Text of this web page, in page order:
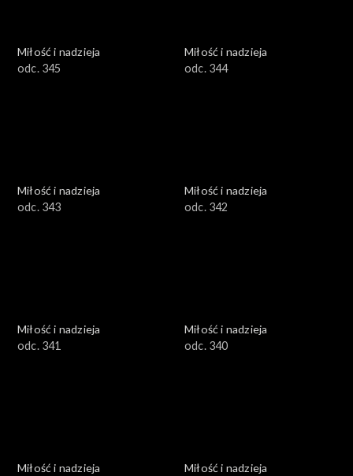
Miłość i nadzieja
odc. 345
Miłość i nadzieja
odc. 344
Miłość i nadzieja
odc. 343
Miłość i nadzieja
odc. 342
Miłość i nadzieja
odc. 341
Miłość i nadzieja
odc. 340
Miłość i nadzieja
Miłość i nadzieja